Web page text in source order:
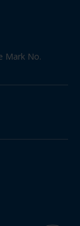
Mark No.